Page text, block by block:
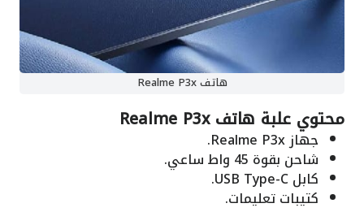
هاتف Realme P3x
محتوي علبة هاتف Realme P3x
جهاز Realme P3x.
شاحن بقوة 45 واط ساعي.
كابل USB Type-C.
كتيبات تعليمات.